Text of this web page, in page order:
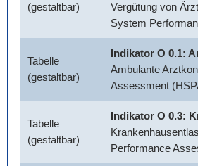
(gestaltbar)
Vergütung von
System
Tabelle
(gestaltbar)
Indikator O 0.1:
Ambulante
Assessment
Tabelle
(gestaltbar)
Indikator O 0.3:
Performance